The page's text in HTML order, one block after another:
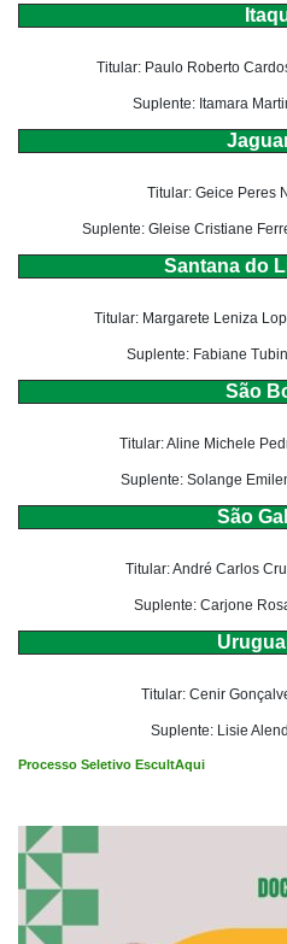
Titular: Paulo Roberto
Suplente: Itamara
Titular: Geice Peres
Suplente: Gleise Cristiane
Santana do
Titular: Margarete Leniza
Suplente: Fabiane
São
Titular: Aline Michele
Suplente: Solange
São
Titular: André Carlos
Suplente: Carjone
Titular: Cenir
Suplente: Lisie
Processo Seletivo EscultAqui